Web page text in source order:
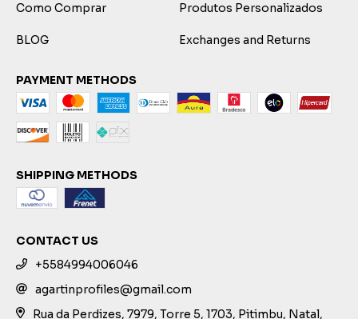
Como Comprar Produtos Personalizados
BLOG Exchanges and Returns
PAYMENT METHODS
SHIPPING METHODS
CONTACT US
+5584994006046
agartinprofiles@gmail.com
Rua da Perdizes, 7979, Torre 5, 1703, Pitimbu, Natal,